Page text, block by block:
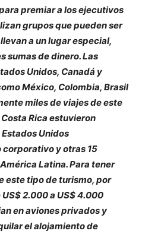
premiar a los ejecutivos
grupos que pueden ser
a un lugar especial,
sumas de dinero. Las
Unidos, Canadá y
México, Colombia, Brasil
miles de viajes de este
Rica estuvieron
Unidos
y otras 15
Latina. Para tener
este tipo de turismo, por
2.000 a US$ 4.000
en aviones privados y
el alojamiento de